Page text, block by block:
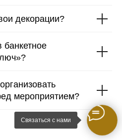
декорации?
банкетное
мероприятием?
Связаться с нами